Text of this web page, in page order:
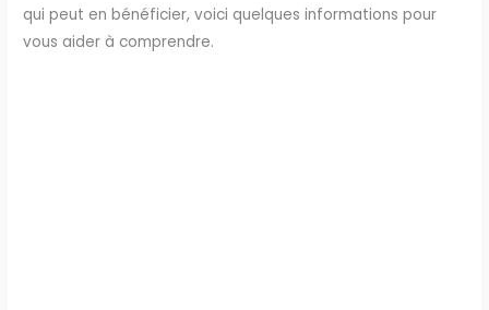
qui peut en bénéficier, voici quelques informations pour
vous aider à comprendre.